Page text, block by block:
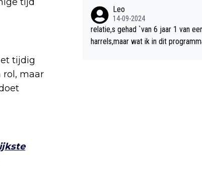
tijdig
rol, maar
merciële energie gehad zo snel na
nemen en alle ouders van
n dit ook niet kunnen
n DB vertelde geschiedenis door
Leo
14-09-2024
relatie,s gehad `van 6 jaar 1 van
harrels,maar wat ik in dit